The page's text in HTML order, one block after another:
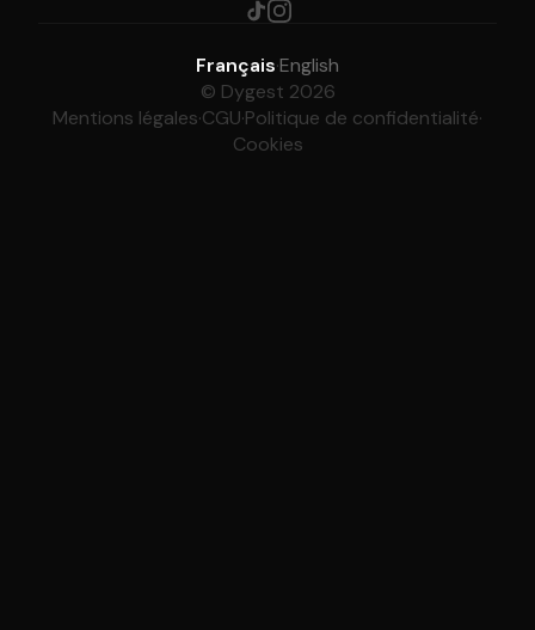
Français·English
© Dygest 2026
Mentions légales·CGU·Politique de confidentialité·
Cookies